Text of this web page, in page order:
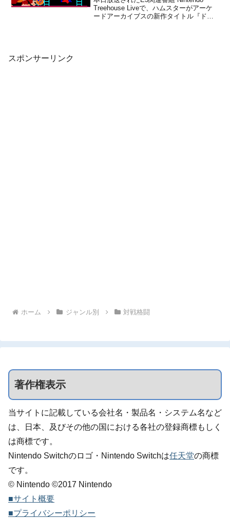
Treehouse Liveで、ハムスターがアーケ
ードアーカイブスの新作タイトル『ドン
スポンサーリンク
ホーム ジャンル別 対戦格闘
著作権表示
当サイトに記載している会社名・製品名・システム名など
は、日本、及びその他の国における各社の登録商標もしく
は商標です。
Nintendo Switchのロゴ・Nintendo Switchは任天堂の商標
です。
© Nintendo ©2017 Nintendo
■サイト概要
■プライバシーポリシー